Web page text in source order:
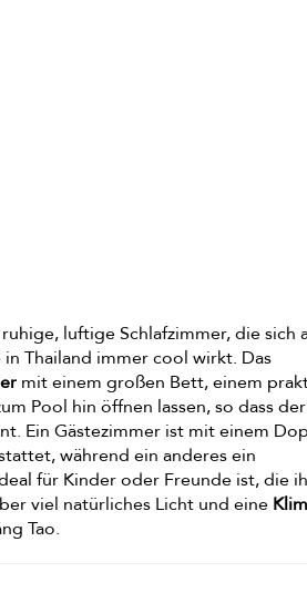
luftige Schlafzimmer, die sich
Thailand immer cool wirkt. Das
mit einem großen Bett, einem
Pool hin öffnen lassen, so dass
Ein Gästezimmer ist mit einem
während ein anderes ein
für Kinder oder Freunde ist, die
viel natürliches Licht und eine
Tao.